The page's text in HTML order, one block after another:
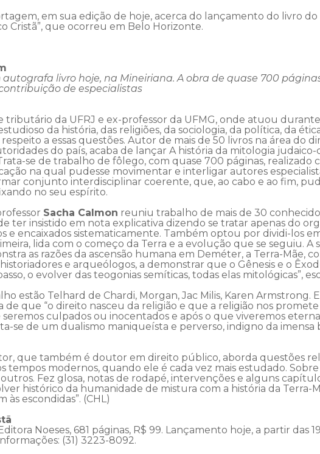
em sua edição de hoje, acerca do lançamento do livro do
Cristã”, que ocorreu em Belo Horizonte.
autografa livro hoje, na Mineiriana. A obra de quase 700
de especialistas
da UFRJ e ex-professor da UFMG, onde atuou durante
da história, das religiões, da sociologia, da política, da
a essas questões. Autor de mais de 50 livros na área do
do país, acaba de lançar A história da mitologia judaico-
se de trabalho de fôlego, com quase 700 páginas, realizado
na qual pudesse movimentar e interligar autores
conjunto interdisciplinar coerente, que, ao cabo e ao fim,
no seu espírito.
Sacha Calmon reuniu trabalho de mais de 30
ter insistido em nota explicativa dizendo se tratar apenas do
e encaixados sistematicamente. Também optou por dividi-los
lida com o começo da Terra e a evolução que se seguiu. A
as razões da ascensão humana em Deméter, a Terra-Mãe,
e arqueólogos, a demonstrar que o Gênesis e o
o evolver das teogonias semíticas, todas elas mitológicas”,
estão Telhard de Chardi, Morgan, Jac Milis, Karen Armstrong.
de que “o direito nasceu da religião e que a religião nos
culpados ou inocentados e após o que viveremos
se de um dualismo maniqueísta e perverso, indigno da
que também é doutor em direito público, aborda questões
tempos modernos, quando ele é cada vez mais estudado.
Fez glosa, notas de rodapé, intervenções e alguns
histórico da humanidade de mistura com a história da Terra-
escondidas”. (CHL)
Noeses, 681 páginas, R$ 99. Lançamento hoje, a partir das
(31) 3223-8092.